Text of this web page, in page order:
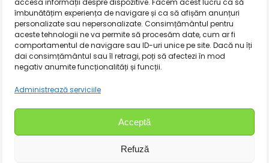
accesa informații despre dispozitive. Facem acest lucru ca să
îmbunătățim experiența de navigare și ca să afișăm anunțuri
personalizate sau nepersonalizate. Consimțământul pentru
aceste tehnologii ne va permite să procesăm date, cum ar fi
comportamentul de navigare sau ID-uri unice pe site. Dacă nu îți
dai consimțământul sau îl retragi, poți să afectezi în mod
negativ anumite funcționalități și funcții.
Administrează serviciile
Acceptă
Refuză
Acasa
Politica de livrare
Politica de returnare a produselor
Politica de confidentialitate
Termeni si conditii